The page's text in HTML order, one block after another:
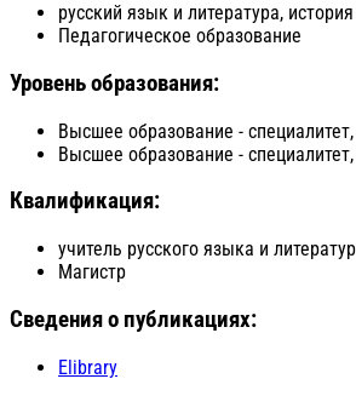
русский язык и литература, история
Педагогическое образование
Уровень образования:
Высшее образование -
Высшее образование -
Квалификация:
учитель русского языка и
Магистр
Сведения о публикациях:
Elibrary